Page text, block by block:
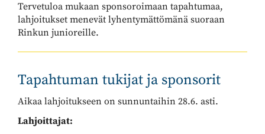
Tervetuloa mukaan sponsoroimaan tapahtumaa,
lahjoitukset menevät lyhentymättömänä suoraan
Rinkun junioreille.
Tapahtuman tukijat ja sponsorit
Aikaa lahjoitukseen on sunnuntaihin 28.6. asti.
Lahjoittajat: